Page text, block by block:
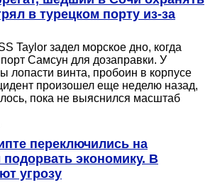
в турецком порту из-за
Taylor задел морское дно, когда
Самсун для дозаправки. У
лопасти винта, пробоин в корпусе
произошел еще неделю назад,
пока не выяснился масштаб
переключились на
экономику. В
угрозу